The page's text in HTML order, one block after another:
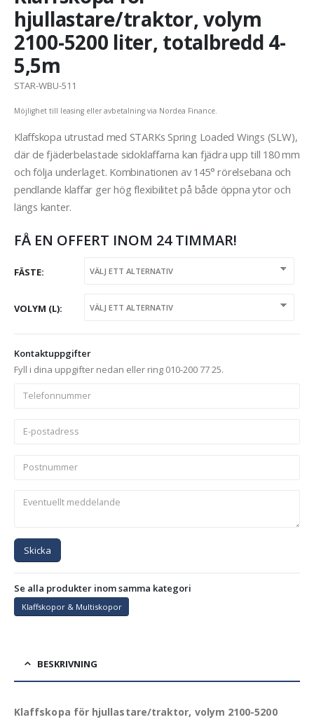
hjullastare/traktor, volym
2100-5200 liter, totalbredd 4-
5,5m
STAR-WBU-511
Möjlighet till leasing eller avbetalning via Nordea Finance.
Klaffskopa utrustad med STARKs Spring Loaded Wings (SLW),
där de fjäderbelastade sidoklaffarna kan fjädra upp till 180 mm
och följa underlaget. Kombinationen av 145° rörelsebana och
pendlande klaffar ger hög flexibilitet på både öppna ytor och
längs kanter.
FÅ EN OFFERT INOM 24 TIMMAR!
FÄSTE
VOLYM (L)
Kontaktuppgifter
Fyll i dina uppgifter nedan eller ring 010-200 77 25.
Skicka
Se alla produkter inom samma kategori
Klaffskopor & Multiskopor
BESKRIVNING
Klaffskopa för hjullastare/traktor, volym 2100-5200